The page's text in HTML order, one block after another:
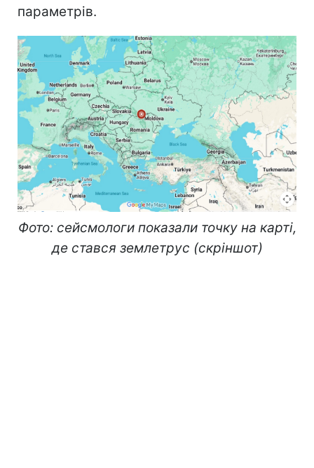
параметрів.
Фото: сейсмологи показали точку на карті,
де стався землетрус (скріншот)